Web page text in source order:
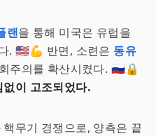
랜을 통해 미국은 유럽을
. 🇺🇸💪 반면, 소련은 동유
주의를 확산시켰다. 🇷🇺🔒
이 고조되었다.
핵무기 경쟁으로, 양측은 끝